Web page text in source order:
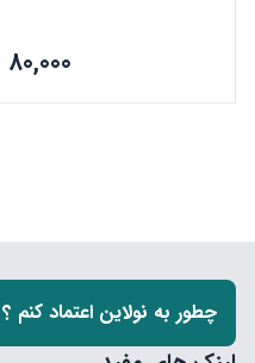
80,000
چطور به نولاین اعتماد کنم ؟